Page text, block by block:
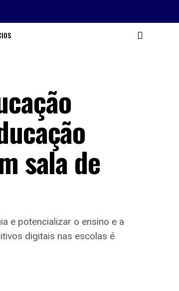
sala de
e potencializar o ensino e a
digitais nas escolas é